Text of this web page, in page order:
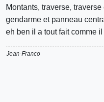
Montants, traverse,
gendarme et panneau
eh ben il a tout fait comme il
Jean-Franco